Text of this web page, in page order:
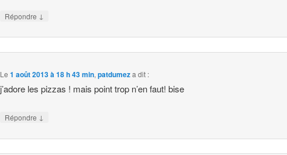
Répondre ↓
Le1 août 2013 à 18 h 43 min,patdumeza dit :
j’adore les pizzas ! mais point trop n’en faut! bise
Répondre ↓